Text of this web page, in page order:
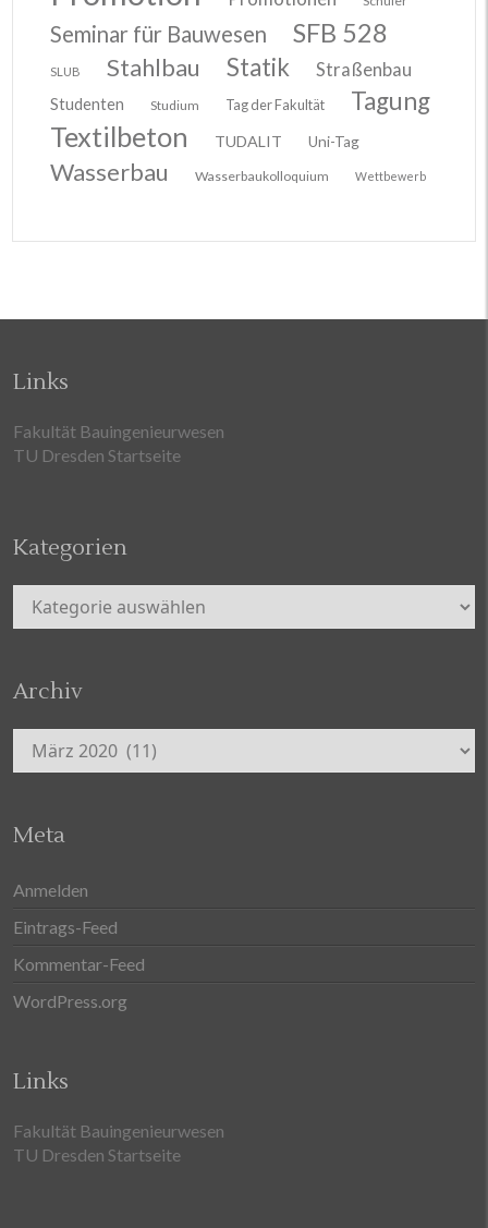
Seminar für Bauwesen SFB 528
SLUB Stahlbau Statik Straßenbau
Studenten Studium Tag der Fakultät Tagung
Textilbeton TUDALIT Uni-Tag
Wasserbau Wasserbaukolloquium Wettbewerb
Links
Fakultät Bauingenieurwesen
TU Dresden Startseite
Kategorien
Kategorien
Archiv
Archiv
Meta
Anmelden
Eintrags-Feed
Kommentar-Feed
WordPress.org
Links
Fakultät Bauingenieurwesen
TU Dresden Startseite